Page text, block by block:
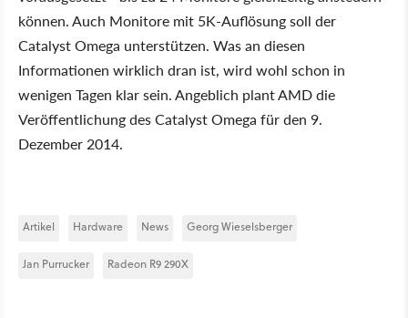
können. Auch Monitore mit 5K-Auflösung soll der
Catalyst Omega unterstützen. Was an diesen
Informationen wirklich dran ist, wird wohl schon in
wenigen Tagen klar sein. Angeblich plant AMD die
Veröffentlichung des Catalyst Omega für den 9.
Dezember 2014.
Artikel Hardware News Georg Wieselsberger
Jan Purrucker Radeon R9 290X